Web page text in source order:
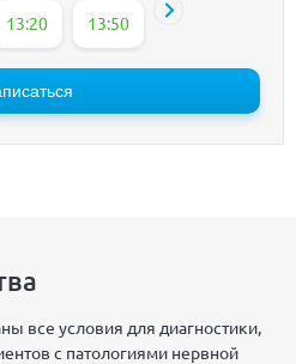
13:20 13:50 14:20
все условия для диагностики,
с патологиями нервной